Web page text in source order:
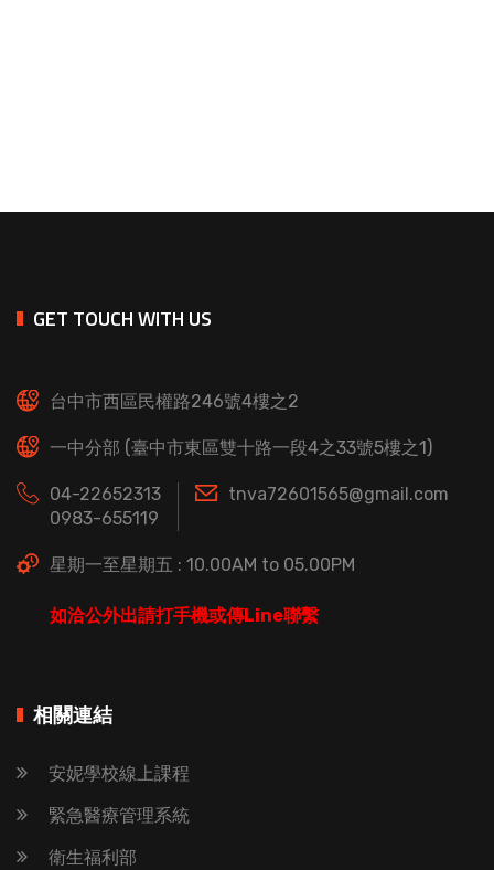
GET TOUCH WITH US
台中市西區民權路246號4樓之2
一中分部 (臺中市東區雙十路一段4之33號5樓之1)
04-22652313
0983-655119
tnva72601565@gmail.com
星期一至星期五 : 10.00AM to 05.00PM
如洽公外出請打手機或傳Line聯繫
相關連結
安妮學校線上課程
緊急醫療管理系統
衛生福利部